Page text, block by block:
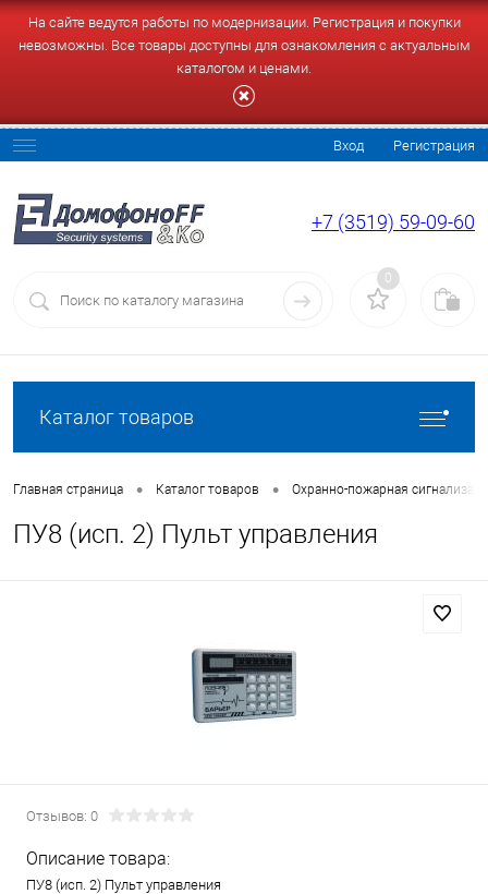
На сайте ведутся работы по модернизации. Регистрация и покупки
невозможны. Все товары доступны для ознакомления с актуальным
каталогом и ценами.
Вход Регистрация
+7 (3519) 59-09-60
0
Каталог товаров
Главная страница • Каталог товаров • Охранно-пожарная
ПУ8 (исп. 2) Пульт управления
Отзывов: 0
Описание товара:
ПУ8 (исп. 2) Пульт управления